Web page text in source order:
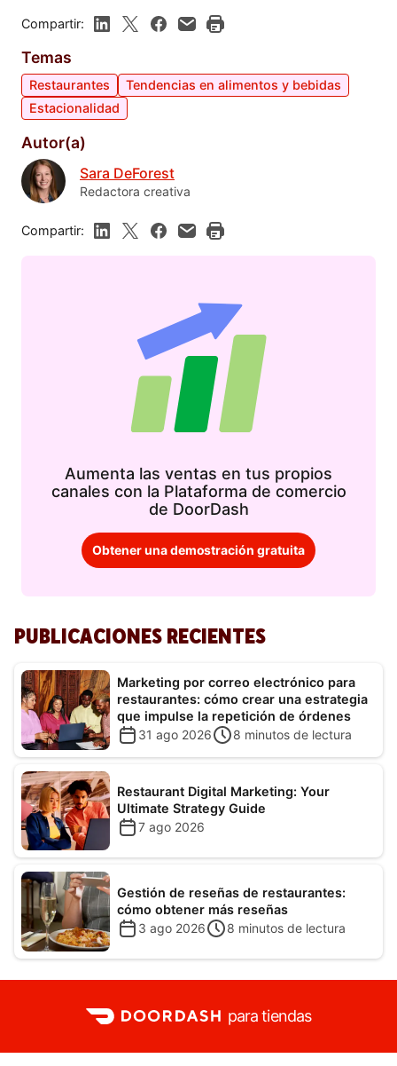
Compartir:
Temas
Restaurantes
Tendencias en alimentos y bebidas
Estacionalidad
Autor(a)
Sara DeForest
Redactora creativa
Compartir:
Aumenta las ventas en tus propios
canales con la Plataforma de comercio
de DoorDash
Obtener una demostración gratuita
PUBLICACIONES RECIENTES
Marketing por correo electrónico para
restaurantes: cómo crear una estrategia
que impulse la repetición de órdenes
31 ago 2026
8 minutos de lectura
Restaurant Digital Marketing: Your
Ultimate Strategy Guide
7 ago 2026
Gestión de reseñas de restaurantes:
cómo obtener más reseñas
3 ago 2026
8 minutos de lectura
para tiendas